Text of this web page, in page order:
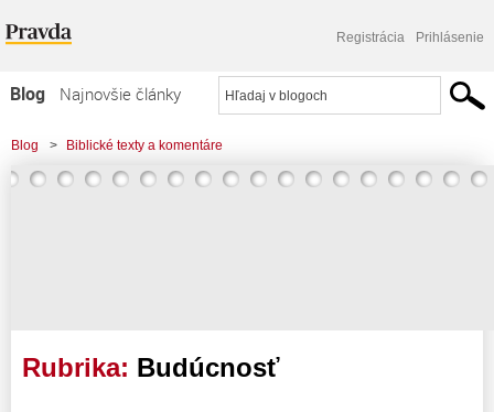
Registrácia Prihlásenie
Blog
Najnovšie články
Najčítanejšie články
Najkomentovanejšie články
Blog > Biblické texty a komentáre
Rubrika: Budúcnosť